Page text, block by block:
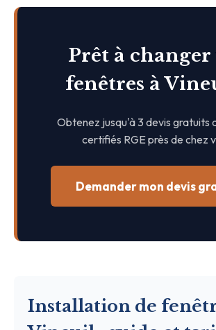
Prêt à changer
fenêtres à
Obtenez jusqu'à 3 devis gratuits
certifiés RGE près de chez
Demander mon devis
Installation de